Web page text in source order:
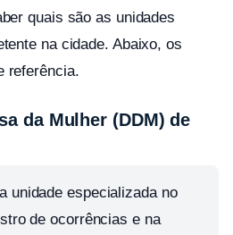
quais são as unidades
na cidade. Abaixo, os
referência.
da Mulher (DDM) de
unidade especializada no
de ocorrências e na